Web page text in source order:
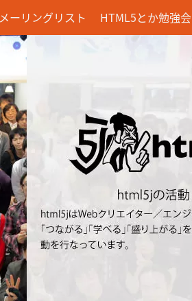
メーリングリスト HTML5とか勉強会